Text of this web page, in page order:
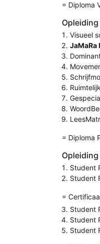
= Diploma
Visueel
JaMaRa
= Diploma
Student
Student
=
Student
Student
Student